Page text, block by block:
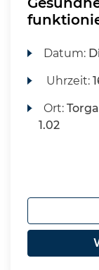
Datum:
Uhrzeit:
Ort:
1.02